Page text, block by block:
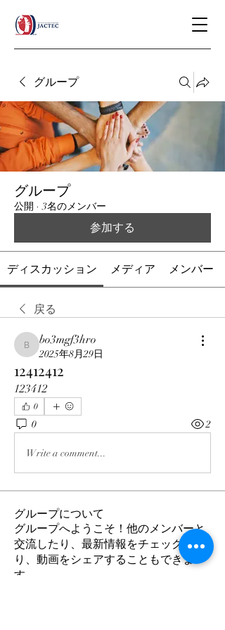
グループ
グループ
公開 · 3名のメンバー
参加する
ディスカッション メディア メンバー
戻る
bo3mgf3hro
bo3mgf3hro
2025年8月29日
12412412
123412
0
0 2
Write a comment...
グループについて
グループへようこそ！他のメンバーと
交流したり、最新情報をチェックした
り、動画をシェアすることもできま
す。